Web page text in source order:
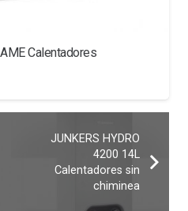
Calentadores
JUNKERS HYDRO
4200 14L
Calentadores sin
chiminea